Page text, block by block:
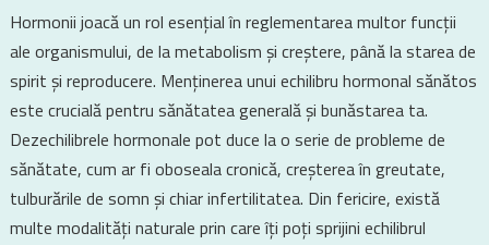
Hormonii joacă un rol esențial în reglementarea multor funcții
ale organismului, de la metabolism și creștere, până la starea de
spirit și reproducere. Menținerea unui echilibru hormonal sănătos
este crucială pentru sănătatea generală și bunăstarea ta.
Dezechilibrele hormonale pot duce la o serie de probleme de
sănătate, cum ar fi oboseala cronică, creșterea în greutate,
tulburările de somn și chiar infertilitatea. Din fericire, există
multe modalități naturale prin care îți poți sprijini echilibrul